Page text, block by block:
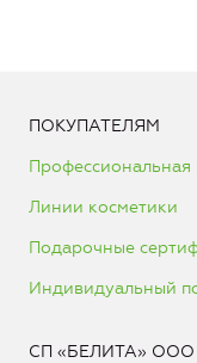
ПОКУПАТЕЛЯМ
Профессиональная
Линии косметики
Подарочные
Индивидуальный
СП «БЕЛИТА» ООО